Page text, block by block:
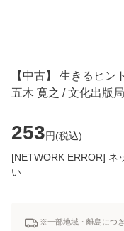
【中古】 生きるヒ
五木 寛之 / 文化出版
253円(税込)
[NETWORK ERROR] ネ
い
※一部地域・離島につ